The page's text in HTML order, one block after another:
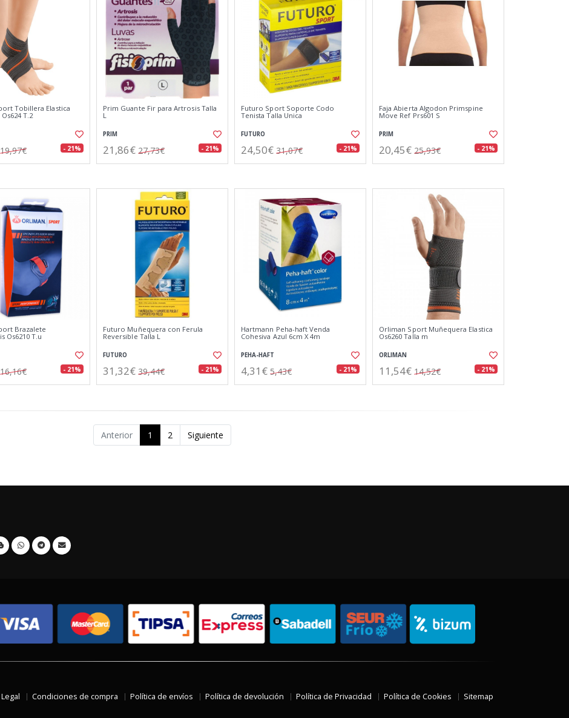
Tobillera Elastica
T.2
19,97€ - 21%
Prim Guante Fir para Artrosis Talla
L
PRIM
21,86€ 27,73€ - 21%
Futuro Sport Soporte Codo
Tenista Talla Unica
FUTURO
24,50€ 31,07€ - 21%
Faja Abierta Algodon Primspine
Move Ref Prs601 S
PRIM
20,45€ 25,93€ - 21%
Brazalete
Os6210 T.u
16,16€ - 21%
Futuro Muñequera con Ferula
Reversible Talla L
FUTURO
31,32€ 39,44€ - 21%
Hartmann Peha-haft Venda
Cohesiva Azul 6cm X 4m
PEHA-HAFT
4,31€ 5,43€ - 21%
Orliman Sport Muñequera Elastica
Os6260 Talla m
ORLIMAN
11,54€ 14,52€ - 21%
Anterior 1 2 Siguiente
Condiciones de compra Política de envíos Política de devolución Política de Privacidad Política de Cookies Sitemap